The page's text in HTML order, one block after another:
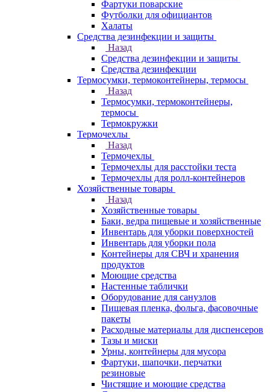
Фартуки поварские
Футболки для официантов
Халаты
Средства дезинфекции и защиты
Назад
Средства дезинфекции и защиты
Средства дезинфекции
Термосумки, термоконтейнеры, термосы
Назад
Термосумки, термоконтейнеры,
термосы
Термокружки
Термочехлы
Назад
Термочехлы
Термочехлы для расстойки теста
Термочехлы для ролл-контейнеров
Хозяйственные товары
Назад
Хозяйственные товары
Баки, ведра пищевые и хозяйственные
Инвентарь для уборки поверхностей
Инвентарь для уборки пола
Контейнеры для СВЧ и хранения
продуктов
Моющие средства
Настенные таблички
Оборудование для санузлов
Пищевая пленка, фольга, фасовочные
пакеты
Расходные материалы для диспенсеров
Тазы и миски
Урны, контейнеры для мусора
Фартуки, шапочки, перчатки
резиновые
Чистящие и моющие средства